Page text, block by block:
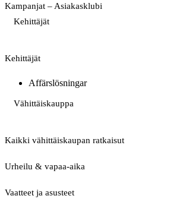
Kampanjat – Asiakasklubi
Kehittäjät
Kehittäjät
Affärslösningar
Vähittäiskauppa
Kaikki vähittäiskaupan ratkaisut
Urheilu & vapaa-aika
Vaatteet ja asusteet